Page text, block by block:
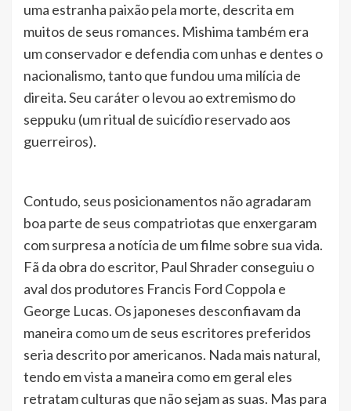
uma estranha paixão pela morte, descrita em
muitos de seus romances. Mishima também era
um conservador e defendia com unhas e dentes o
nacionalismo, tanto que fundou uma milícia de
direita. Seu caráter o levou ao extremismo do
seppuku (um ritual de suicídio reservado aos
guerreiros).
Contudo, seus posicionamentos não agradaram
boa parte de seus compatriotas que enxergaram
com surpresa a notícia de um filme sobre sua vida.
Fã da obra do escritor, Paul Shrader conseguiu o
aval dos produtores Francis Ford Coppola e
George Lucas. Os japoneses desconfiavam da
maneira como um de seus escritores preferidos
seria descrito por americanos. Nada mais natural,
tendo em vista a maneira como em geral eles
retratam culturas que não sejam as suas. Mas para